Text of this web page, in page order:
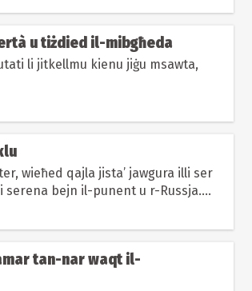
u tiżdied il-mibgħeda
li jitkellmu kienu jiġu msawta,
wieħed qajla jista’ jawgura illi ser
serena bejn il-punent u r-Russja....
tan-nar waqt il-